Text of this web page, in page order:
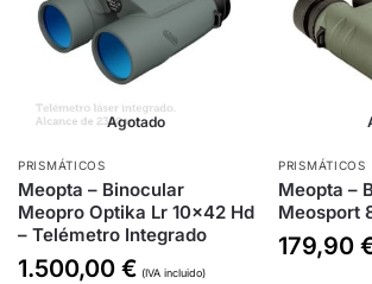
Agotado
PRISMÁTICOS
Meopta – Binocular
Meopro Optika Lr 10×42 Hd
– Telémetro Integrado
1.500,00 € (IVA incluido)
PRISMÁTICOS
Meopta –
Meosport
179,90